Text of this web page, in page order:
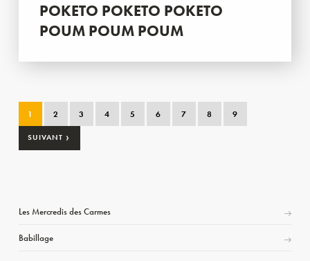
POKETO POKETO POKETO
POUM POUM POUM
1 2 3 4 5 6 7 8 9
SUIVANT ›
Les Mercredis des Carmes
Babillage